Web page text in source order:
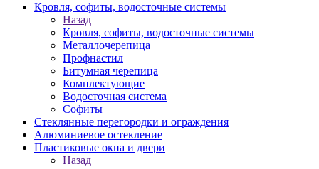
Кровля, софиты, водосточные системы
Назад
Кровля, софиты, водосточные системы
Металлочерепица
Профнастил
Битумная черепица
Комплектующие
Водосточная система
Софиты
Стеклянные перегородки и ограждения
Алюминиевое остекление
Пластиковые окна и двери
Назад